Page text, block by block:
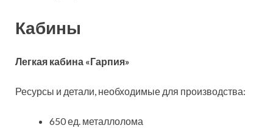
Кабины
Легкая кабина «Гарпия»
Ресурсы и детали, необходимые для производства:
650 ед. металлолома